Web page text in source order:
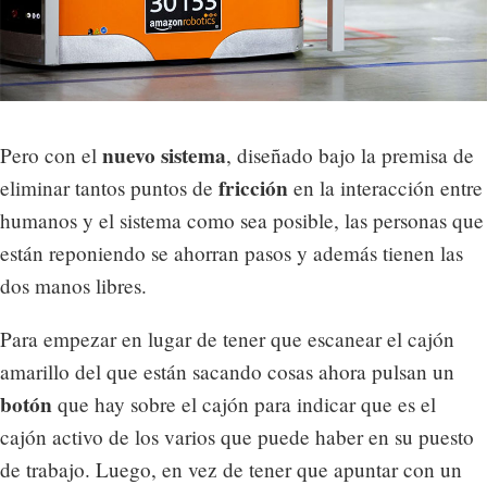
Pero con el nuevo sistema, diseñado bajo la premisa de
eliminar tantos puntos de fricción en la interacción entre
humanos y el sistema como sea posible, las personas que
están reponiendo se ahorran pasos y además tienen las
dos manos libres.
Para empezar en lugar de tener que escanear el cajón
amarillo del que están sacando cosas ahora pulsan un
botón que hay sobre el cajón para indicar que es el
cajón activo de los varios que puede haber en su puesto
de trabajo. Luego, en vez de tener que apuntar con un